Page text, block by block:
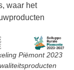
waar het
Piëmont 2023